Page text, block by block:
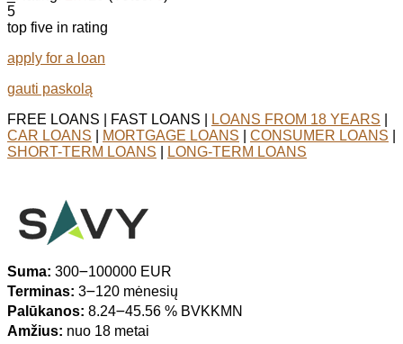
5
top five in rating
apply for a loan
gauti paskolą
FREE LOANS | FAST LOANS |
LOANS FROM 18 YEARS
CAR LOANS
MORTGAGE LOANS CONSUMER LOANS
SHORT-TERM LOANS
LONG-TERM LOANS
Suma: 300౼100000 EUR
Terminas: 3౼120 mėnesių
Palūkanos: 8.24౼45.56 % BVKKMN
Amžius: nuo 18 metai